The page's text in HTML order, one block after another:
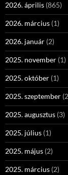
2026. április (865)
2026. március (1)
2026. január (2)
2025. november (1)
2025. október (1)
2025. szeptember
2025. augusztus (3)
2025. július (1)
2025. május (2)
2025. március (2)